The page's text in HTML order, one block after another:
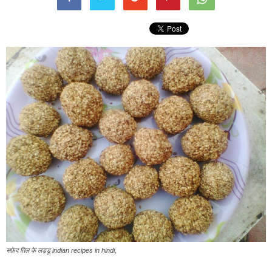
सफ़ेद तिल के लड्डू indian recipes in hindi,